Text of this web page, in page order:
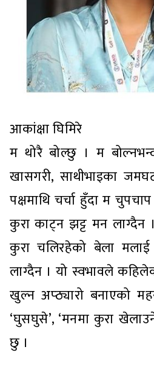
आकांक्षा घिमिरे
म थोरै बोल्छु । म
खासगरी, साथीभाइका
पक्षमाथि चर्चा हुँदा म
कुरा काट्न झट्ट मन लाग्दैन
कुरा चलिरहेको बेला
लाग्दैन । यो स्वभावले
खुल्न अप्ठ्यारो बनाएको
‘घुसघुसे’, ‘मनमा कुरा
छु ।